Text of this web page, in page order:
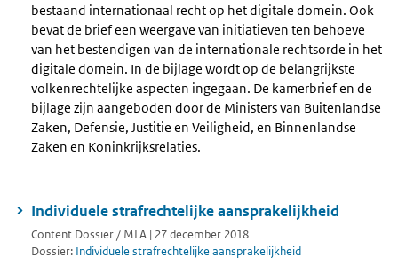
bestaand internationaal recht op het digitale domein. Ook
bevat de brief een weergave van initiatieven ten behoeve
van het bestendigen van de internationale rechtsorde in het
digitale domein. In de bijlage wordt op de belangrijkste
volkenrechtelijke aspecten ingegaan. De kamerbrief en de
bijlage zijn aangeboden door de Ministers van Buitenlandse
Zaken, Defensie, Justitie en Veiligheid, en Binnenlandse
Zaken en Koninkrijksrelaties.
Individuele strafrechtelijke aansprakelijkheid
Content Dossier / MLA | 27 december 2018
Dossier: Individuele strafrechtelijke aansprakelijkheid